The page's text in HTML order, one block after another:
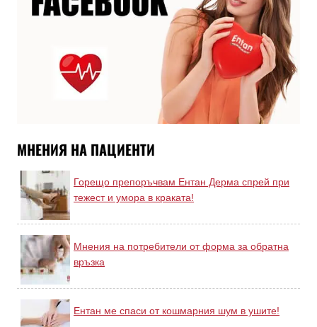
МНЕНИЯ НА ПАЦИЕНТИ
Горещо препоръчвам Ентан Дерма спрей при
тежест и умора в краката!
Мнения на потребители от форма за обратна
връзка
Ентан ме спаси от кошмарния шум в ушите!